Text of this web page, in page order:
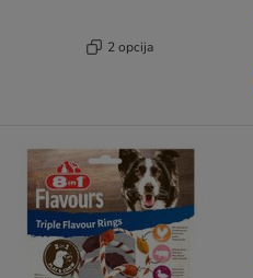
2 opcija